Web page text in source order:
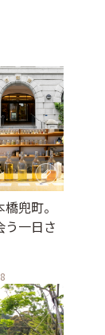
兜町。
う一日さ